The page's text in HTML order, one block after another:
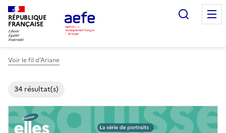
Aller
au
contenu
principal
RÉPUBLIQUE
FRANÇAISE
Voir le fil d’Ariane
34 résultat(s)